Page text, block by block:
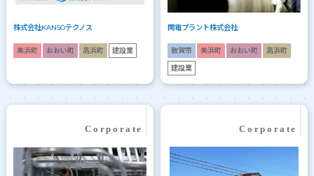
株式会社KANSOテクノス
美浜町 おおい町 高浜町 建設業
関電プラント株式会社
敦賀市 美浜町 おおい町 高浜町
建設業